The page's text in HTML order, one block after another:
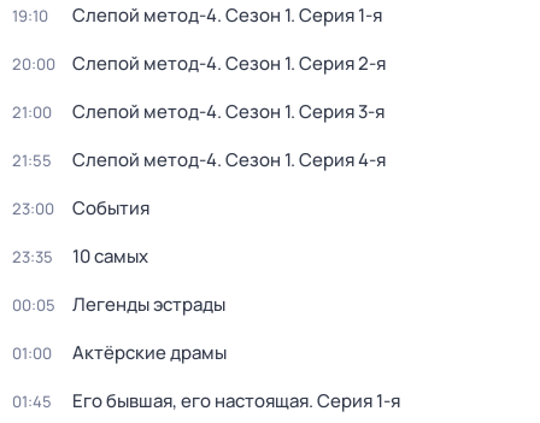
19:10 Слепой метод-4. Сезон 1. Серия 1-я
20:00 Слепой метод-4. Сезон 1. Серия 2-я
21:00 Слепой метод-4. Сезон 1. Серия 3-я
21:55 Слепой метод-4. Сезон 1. Серия 4-я
23:00 События
23:35 10 самых
00:05 Легенды эстрады
01:00 Актёрские драмы
01:45 Его бывшая, его настоящая. Серия 1-я